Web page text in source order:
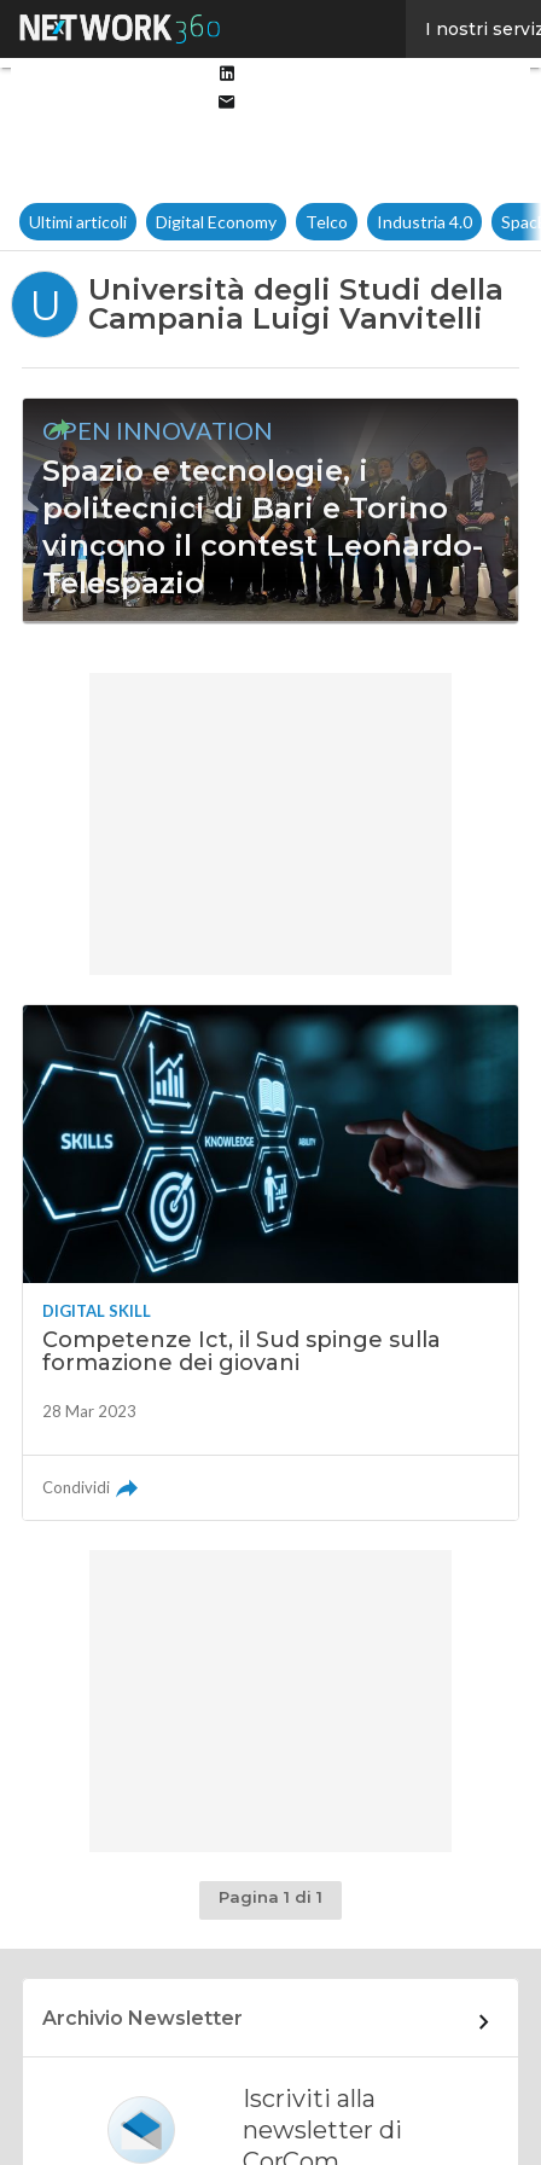
I nostri
Ultimi articoli Digital Economy Telco Industria 4.0
U
Università degli Studi della
Campania Luigi Vanvitelli
OPEN INNOVATION
Spazio e tecnologie, i
politecnici di Bari e Torino
vincono il contest Leonardo-
Telespazio
30 Gen 2025
DIGITAL SKILL
Competenze Ict, il Sud spinge sulla
formazione dei giovani
28 Mar 2023
Condividi
Pagina 1 di 1
Archivio Newsletter
Iscriviti alla
newsletter di